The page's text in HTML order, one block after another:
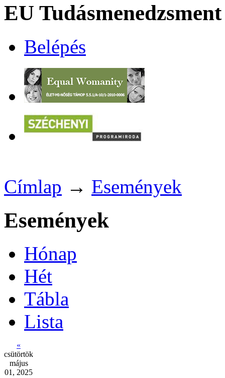
EU
Belépés
Címlap → Események
Események
Hónap
Hét
Tábla
Lista
«
csütörtök
május
01, 2025